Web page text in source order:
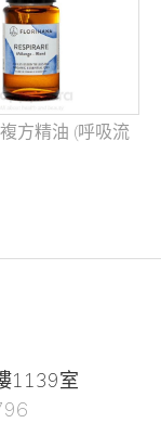
方精油 (呼吸流
1139室